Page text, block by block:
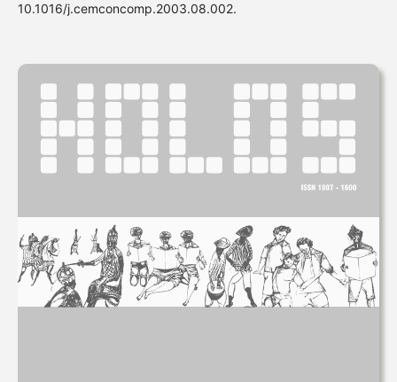
10.1016/j.cemconcomp.2003.08.002.